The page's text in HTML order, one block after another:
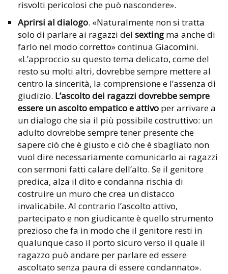
risvolti pericolosi che può nascondere».
Aprirsi al dialogo. «Naturalmente non si tratta
solo di parlare ai ragazzi del sexting ma anche di
farlo nel modo corretto» continua Giacomini.
«L’approccio su questo tema delicato, come del
resto su molti altri, dovrebbe sempre mettere al
centro la sincerità, la comprensione e l’assenza di
giudizio. L’ascolto dei ragazzi dovrebbe sempre
essere un ascolto empatico e attivo per arrivare a
un dialogo che sia il più possibile costruttivo: un
adulto dovrebbe sempre tener presente che
sapere ciò che è giusto e ciò che è sbagliato non
vuol dire necessariamente comunicarlo ai ragazzi
con sermoni fatti calare dell’alto. Se il genitore
predica, alza il dito e condanna rischia di
costruire un muro che crea un distacco
invalicabile. Al contrario l’ascolto attivo,
partecipato e non giudicante è quello strumento
prezioso che fa in modo che il genitore resti in
qualunque caso il porto sicuro verso il quale il
ragazzo può andare per parlare ed essere
ascoltato senza paura di essere condannato».